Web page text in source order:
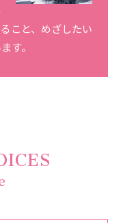
こと、めざしたい
す。